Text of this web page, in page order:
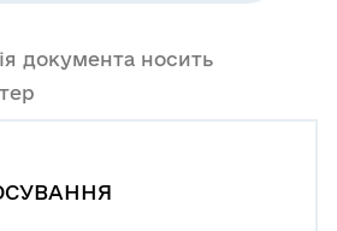
документа носить